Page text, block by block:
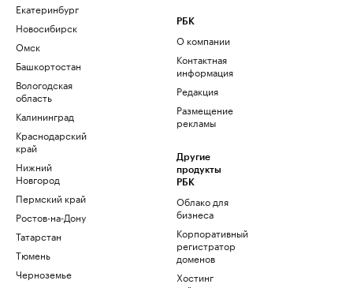
Екатеринбург
Новосибирск
Омск
Башкортостан
Вологодская
область
Калининград
Краснодарский
край
Нижний
Новгород
Пермский край
Ростов-на-Дону
Татарстан
Тюмень
Черноземье
РБК
О компании
Контактная
информация
Редакция
Размещение
рекламы
Другие
продукты
РБК
Облако для
бизнеса
Корпоративный
регистратор
доменов
Хостинг